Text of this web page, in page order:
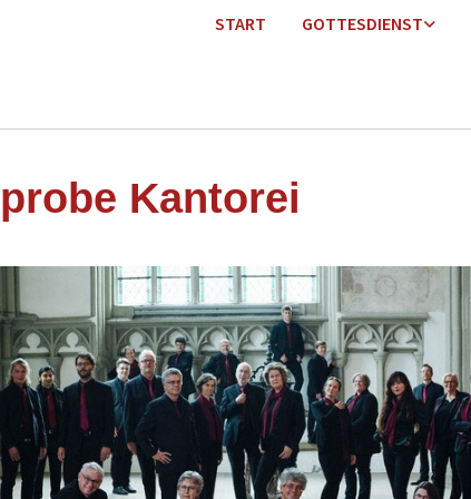
START GOTTESDIENST
Kantorei